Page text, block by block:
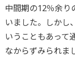
中間期の12％余り
いました。しかし
いうこともあって
なからずみられま